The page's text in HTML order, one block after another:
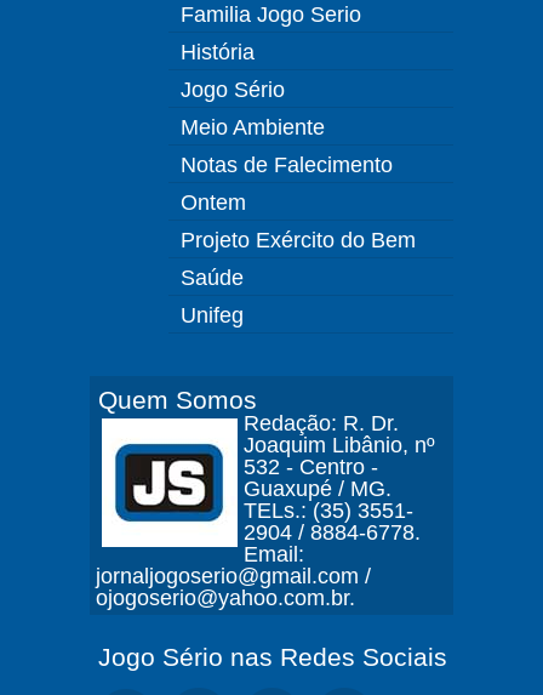
Familia Jogo Serio
História
Jogo Sério
Meio Ambiente
Notas de Falecimento
Ontem
Projeto Exército do Bem
Saúde
Unifeg
Quem Somos
Redação: R. Dr.
Joaquim Libânio, nº
532 - Centro -
Guaxupé / MG.
TELs.: (35) 3551-
2904 / 8884-6778.
Email:
jornaljogoserio@gmail.com /
ojogoserio@yahoo.com.br.
Jogo Sério nas Redes Sociais